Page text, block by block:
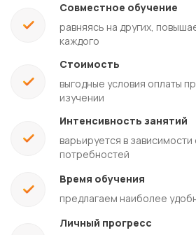
Совместное обучение
равняясь на других,
каждого
Стоимость
выгодные условия оплаты
изучении
Интенсивность занятий
варьируется в зависимости
потребностей
Время обучения
предлагаем наиболее
Личный прогресс